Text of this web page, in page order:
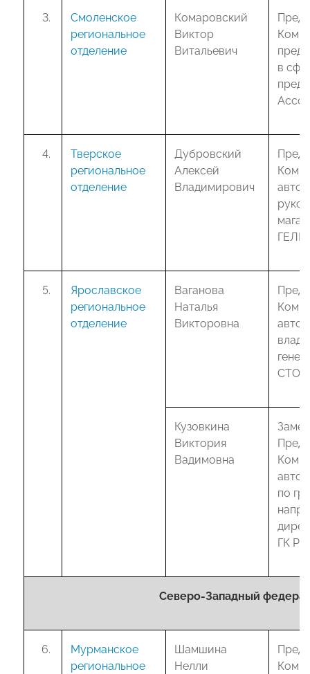
Смоленское
региональное
отделение
Комаровский
Виктор
Витальевич
в
Тверское
региональное
отделение
Дубровский
Алексей
Владимирович
Ярославское
региональное
отделение
Ваганова
Наталья
Викторовна
СТО
Кузовкина
Виктория
Вадимовна
по
ГК
Северо-Западный
Мурманское
региональное
Шамшина
Нелли